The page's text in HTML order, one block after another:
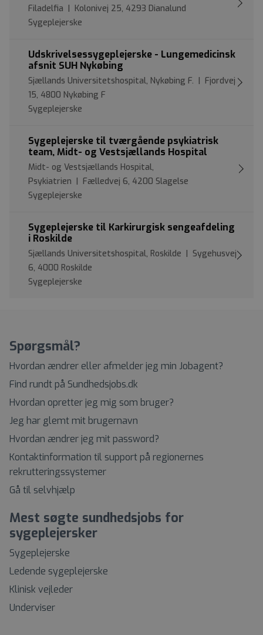
Filadelfia | Kolonivej 25, 4293 Dianalund
Sygeplejerske
Udskrivelsessygeplejerske - Lungemedicinsk
afsnit SUH Nykøbing
Sjællands Universitetshospital, Nykøbing F. | Fjordvej
15, 4800 Nykøbing F
Sygeplejerske
Sygeplejerske til tværgående psykiatrisk
team, Midt- og Vestsjællands Hospital
Midt- og Vestsjællands Hospital,
Psykiatrien | Fælledvej 6, 4200 Slagelse
Sygeplejerske
Sygeplejerske til Karkirurgisk sengeafdeling
i Roskilde
Sjællands Universitetshospital, Roskilde | Sygehusvej
6, 4000 Roskilde
Sygeplejerske
Spørgsmål?
Hvordan ændrer eller afmelder jeg min Jobagent?
Find rundt på Sundhedsjobs.dk
Hvordan opretter jeg mig som bruger?
Jeg har glemt mit brugernavn
Hvordan ændrer jeg mit password?
Kontaktinformation til support på regionernes
rekrutteringssystemer
Gå til selvhjælp
Mest søgte sundhedsjobs for
sygeplejersker
Sygeplejerske
Ledende sygeplejerske
Klinisk vejleder
Underviser